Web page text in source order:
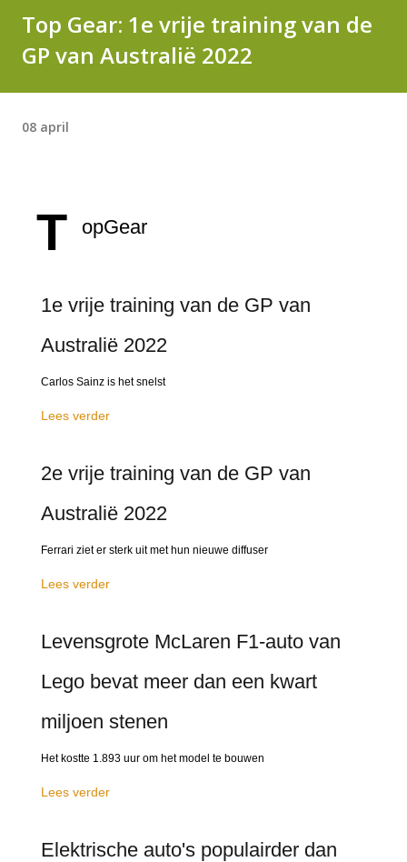
Top Gear: 1e vrije training van de
GP van Australië 2022
08 april
T opGear
1e vrije training van de GP van
Australië 2022
Carlos Sainz is het snelst
Lees verder
2e vrije training van de GP van
Australië 2022
Ferrari ziet er sterk uit met hun nieuwe diffuser
Lees verder
Levensgrote McLaren F1-auto van
Lego bevat meer dan een kwart
miljoen stenen
Het kostte 1.893 uur om het model te bouwen
Lees verder
Elektrische auto's populairder dan